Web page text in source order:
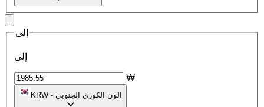
إلى
إلى
₩
KRW - الون الكوري الجنوبي